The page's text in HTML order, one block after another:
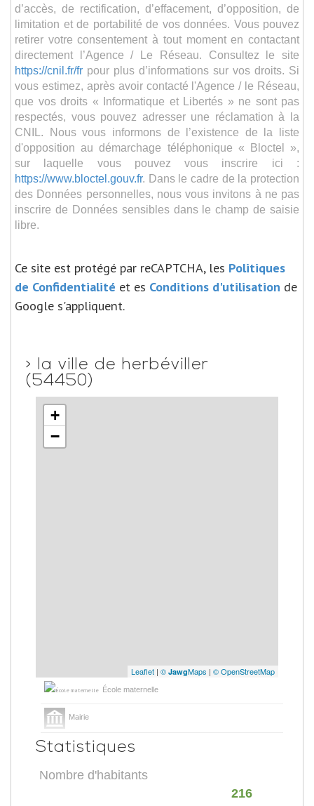
d’accès, de rectification, d’effacement, d’opposition, de
limitation et de portabilité de vos données. Vous pouvez
retirer votre consentement à tout moment en contactant
directement l’Agence / Le Réseau. Consultez le site
https://cnil.fr/fr pour plus d’informations sur vos droits. Si
vous estimez, après avoir contacté l'Agence / le Réseau,
que vos droits « Informatique et Libertés » ne sont pas
respectés, vous pouvez adresser une réclamation à la
CNIL. Nous vous informons de l’existence de la liste
d'opposition au démarchage téléphonique « Bloctel »,
sur laquelle vous pouvez vous inscrire ici :
https://www.bloctel.gouv.fr. Dans le cadre de la protection
des Données personnelles, nous vous invitons à ne pas
inscrire de Données sensibles dans le champ de saisie
libre.
Ce site est protégé par reCAPTCHA, les Politiques
de Confidentialité et es Conditions d'utilisation de
Google s'appliquent.
> la ville de herbéviller
(54450)
+
−
Leaflet | © JawgMaps | © OpenStreetMap
École maternelle
Mairie
Statistiques
Nombre d'habitants
216